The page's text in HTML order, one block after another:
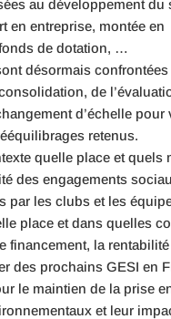
au développement du
en entreprise, montée en
de dotation, …
désormais confrontées
de
d’échelle pour
retenus.
quelle place et quels
des engagements
par les clubs et les
place et dans quelles
financement, la rentabilité
des prochains GESI en
le maintien de la prise
et leur